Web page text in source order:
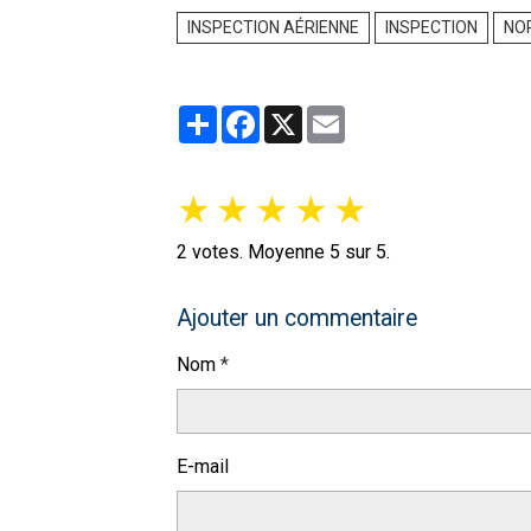
INSPECTION AÉRIENNE INSPECTION
PartagerFacebook
X
★ ★ ★ ★ ★
2 votes. Moyenne 5 sur 5.
Ajouter un commentaire
Nom
E-mail